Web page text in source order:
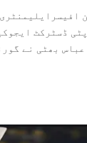
ڈسٹرکٹ
عباس بھٹی نے